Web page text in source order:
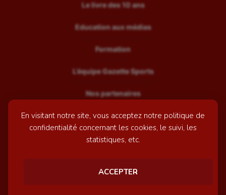
En visitant notre site, vous acceptez notre politique de
confidentialité concernant les cookies, le suivi, les
statistiques, etc.
ACCEPTER
Le livre des 10 ans
Education aux médias
Formation
L’équipe Gazette Sports
Nos partenaires
Recrutement
Mentions légales